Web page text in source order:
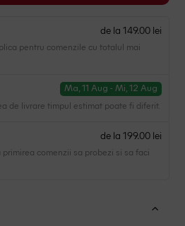
de la 149.00 lei
pentru comenzile cu totalul mai
Ma, 11 Aug - Mi, 12 Aug
de livrare timpul estimat poate fi diferit.
de la 199.00 lei
primirea comenzii sa probezi si sa faci